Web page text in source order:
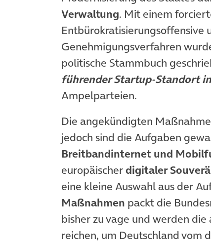
Verwaltung. Mit einem
Entbürokratisierungsoffensive
Genehmigungsverfahren
politische Stammbuch
führender Startup-Standort
Ampelparteien.
Die angekündigten
jedoch sind die Aufgaben
Breitbandinternet und
europäischerdigitaler
eine kleine Auswahl aus der
Maßnahmen packt die
bisher zu vage und werden
reichen, um Deutschland vom